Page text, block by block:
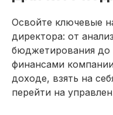
Освойте ключевые
директора: от
бюджетирования до
финансами
доходе, взять на
перейти на